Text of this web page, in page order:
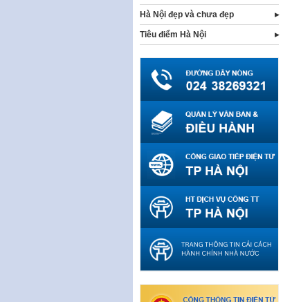
Hà Nội đẹp và chưa đẹp
Tiêu điểm Hà Nội